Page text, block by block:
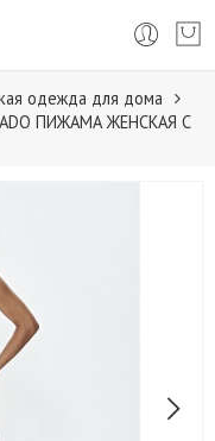
одежда для дома
ПИЖАМА ЖЕНСКАЯ С